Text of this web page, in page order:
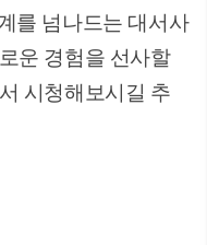
를 넘나드는 대서사
운 경험을 선사할
시청해보시길 추